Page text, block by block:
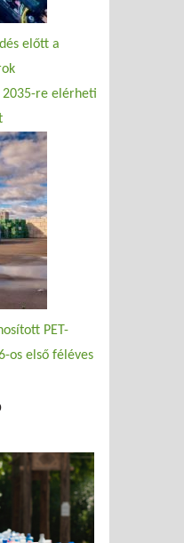
előtt a
2035-re elérheti
PET-
os első féléves